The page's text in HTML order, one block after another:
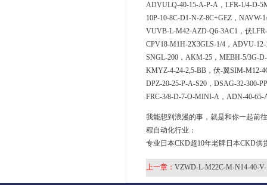
ADVULQ-40-15-A-P-A，LFR-1/4-D-
10P-10-8C-D1-N-Z-8C+GEZ，NAVW-
VUVB-L-M42-AZD-Q6-3AC1，伏
CPV18-M1H-2X3GLS-1/4，ADVU-
SNGL-200，AKM-25，MEBH-5/3G-
KMYZ-4-24-2,5-BB，伏-翼SIM-M12-
DPZ-20-25-P-A-S20，DSAG-32-300-
FRC-3/8-D-7-O-MINI-A，ADN-40-
我能想到浪漫的事，就是和你一起前
程自动化行业：
专业日本CKD超10年老牌日本CKD供
上一章： VZWD-L-M22C-M-N14-40-V-